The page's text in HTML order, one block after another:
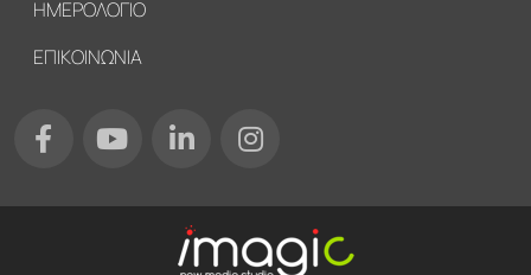
ΗΜΕΡΟΛΟΓΙΟ
ΕΠΙΚΟΙΝΩΝΙΑ